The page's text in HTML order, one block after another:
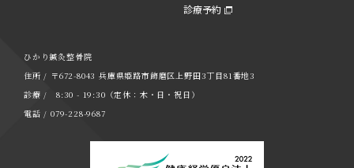
診療予約
ひかり鍼灸整骨院
住所 / 〒672-8043 兵庫県姫路市飾磨区上野田3丁目81番地3
診療 / 8:30 - 19:30（定休：木・日・祝日）
電話 / 079-228-9687